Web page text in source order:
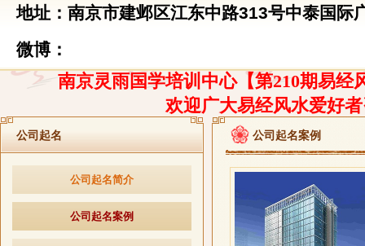
地址：南京市建邺区江东中路313号中泰国际
微博：
南京灵雨国学培训中心【第210期易经
欢迎广大易经风水爱好
公司起名
公司起名简介
公司起名案例
公司起名案例